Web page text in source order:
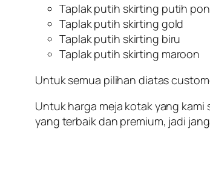
Taplak putih skirting putih
Taplak putih skirting gold
Taplak putih skirting biru
Taplak putih skirting maroon
Untuk semua pilihan diatas
Untuk harga meja kotak yang
yang terbaik dan premium, jadi